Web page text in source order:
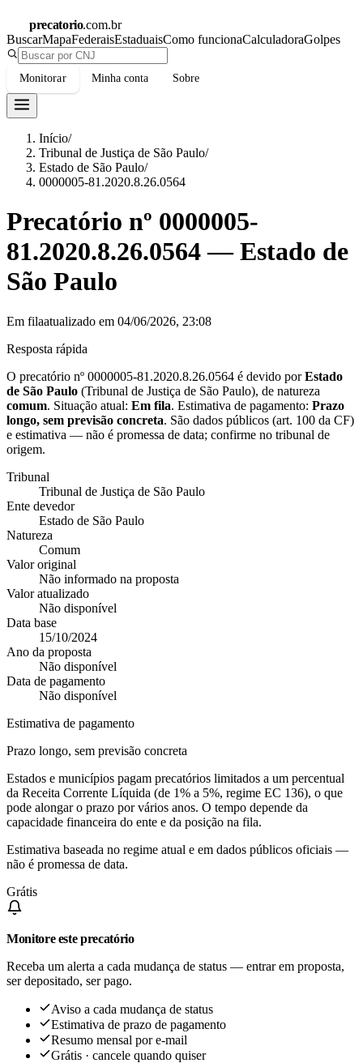
precatorio.com.br
BuscarMapaFederaisEstaduaisComo funcionaCalculadoraGolpes
Monitorar Minha conta Sobre
Início/
Tribunal de Justiça de São Paulo/
Estado de São Paulo/
0000005-81.2020.8.26.0564
Precatório nº 0000005-
81.2020.8.26.0564—Estado de
São Paulo
Em filaatualizado em 04/06/2026, 23:08
Resposta rápida
O precatório nº 0000005-81.2020.8.26.0564 é devido porEstado
de São Paulo (Tribunal de Justiça de São Paulo), de natureza
comum. Situação atual: Em fila. Estimativa de pagamento: Prazo
longo, sem previsão concreta. São dados públicos (art. 100 da CF)
e estimativa — não é promessa de data; confirme no tribunal de
origem.
Tribunal
Tribunal de Justiça de São Paulo
Ente devedor
Estado de São Paulo
Natureza
Comum
Valor original
Não informado na proposta
Valor atualizado
Não disponível
Data base
15/10/2024
Ano da proposta
Não disponível
Data de pagamento
Não disponível
Estimativa de pagamento
Prazo longo, sem previsão concreta
Estados e municípios pagam precatórios limitados a um percentual
da Receita Corrente Líquida (de 1% a 5%, regime EC 136), o que
pode alongar o prazo por vários anos. O tempo depende da
capacidade financeira do ente e da posição na fila.
Estimativa baseada no regime atual e em dados públicos oficiais —
não é promessa de data.
Grátis
Monitore este precatório
Receba um alerta a cada mudança de status — entrar em proposta,
ser depositado, ser pago.
Aviso a cada mudança de status
Estimativa de prazo de pagamento
Resumo mensal por e-mail
Grátis · cancele quando quiser